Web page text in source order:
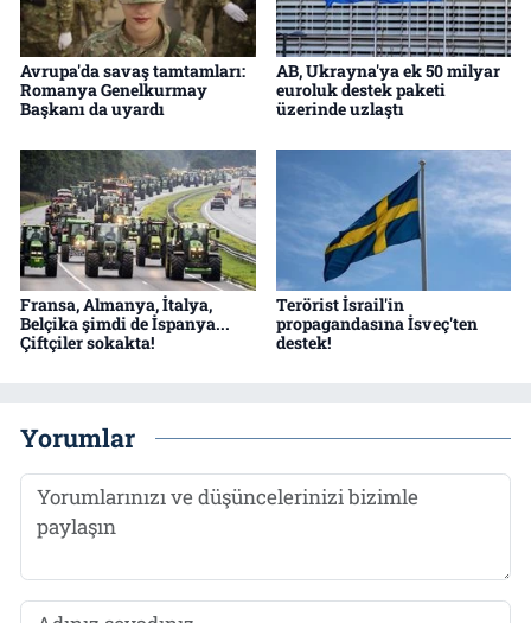
Avrupa'da savaş tamtamları:
Romanya Genelkurmay
Başkanı da uyardı
AB, Ukrayna'ya ek 50 milyar
euroluk destek paketi
üzerinde uzlaştı
Fransa, Almanya, İtalya,
Belçika şimdi de İspanya...
Çiftçiler sokakta!
Terörist İsrail'in
propagandasına İsveç'ten
destek!
Yorumlar